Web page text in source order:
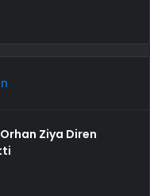
Ziya Diren